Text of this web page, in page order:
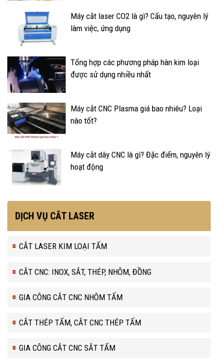
Máy cắt laser CO2 là gì? Cấu tạo, nguyên lý
làm việc, ứng dụng
Tổng hợp các phương pháp hàn kim loại
được sử dụng nhiều nhất
Máy cắt CNC Plasma giá bao nhiêu? Loại
nào tốt?
Máy cắt dây CNC là gì? Đặc điểm, nguyên lý
hoạt động
DỊCH VỤ CẮT LASER
CẮT LASER KIM LOẠI TẤM
CẮT CNC: INOX, SẮT, THÉP, NHÔM, ĐỒNG
GIA CÔNG CẮT CNC NHÔM TẤM
CẮT THÉP TẤM, CẮT CNC THÉP TẤM
GIA CÔNG CẮT CNC SẮT TẤM